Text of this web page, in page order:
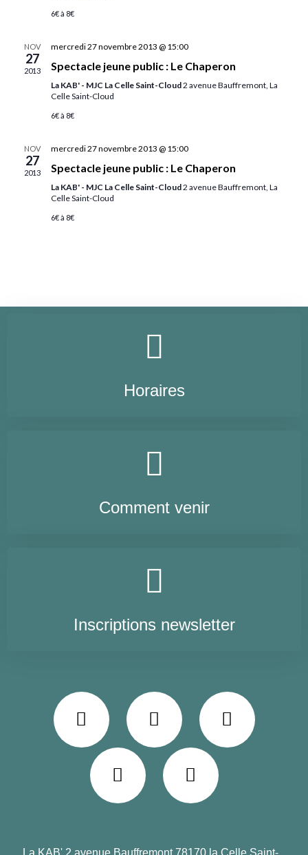
6€ à 8€
NOV
27
2013
mercredi 27 novembre 2013 @ 15:00
Spectacle jeune public : Le Chaperon
La KAB' - MJC La Celle Saint-Cloud2 avenue Bauffremont, La
Celle Saint-Cloud
6€ à 8€
NOV
27
2013
mercredi 27 novembre 2013 @ 15:00
Spectacle jeune public : Le Chaperon
La KAB' - MJC La Celle Saint-Cloud2 avenue Bauffremont, La
Celle Saint-Cloud
6€ à 8€
Horaires
Comment venir
Inscriptions newsletter
La KAB' 2 avenue Bauffremont 78170 la Celle Saint-